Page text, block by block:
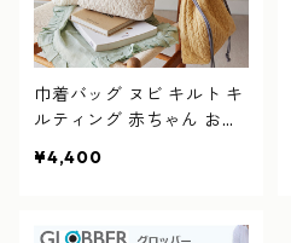
巾着バッグ ヌビ キルト キ
ルティング 赤ちゃん お着
ルチポーチ おしゃれ 韓国
¥4,400